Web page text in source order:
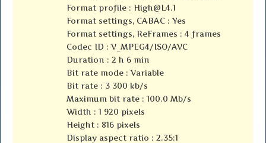
Format profile :High@L4.1
Format settings, CABAC : Yes
Format settings, ReFrames : 4 frames
Codec ID : V_MPEG4/ISO/AVC
Duration : 2 h 6 min
Bit rate mode : Variable
Bit rate : 3 300 kb/s
Maximum bit rate : 100.0 Mb/s
Width : 1 920 pixels
Height : 816 pixels
Display aspect ratio : 2.35:1